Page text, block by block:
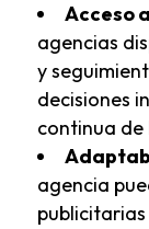
Acceso
agencias
y
decisiones
continua de
agencia